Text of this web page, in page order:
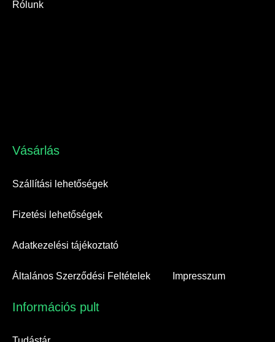
Rólunk
Vásárlás​
Szállítási lehetőségek
Fizetési lehetőségek
Adatkezelési tájékoztató
Általános Szerződési Feltételek Impresszum
Információs pult​